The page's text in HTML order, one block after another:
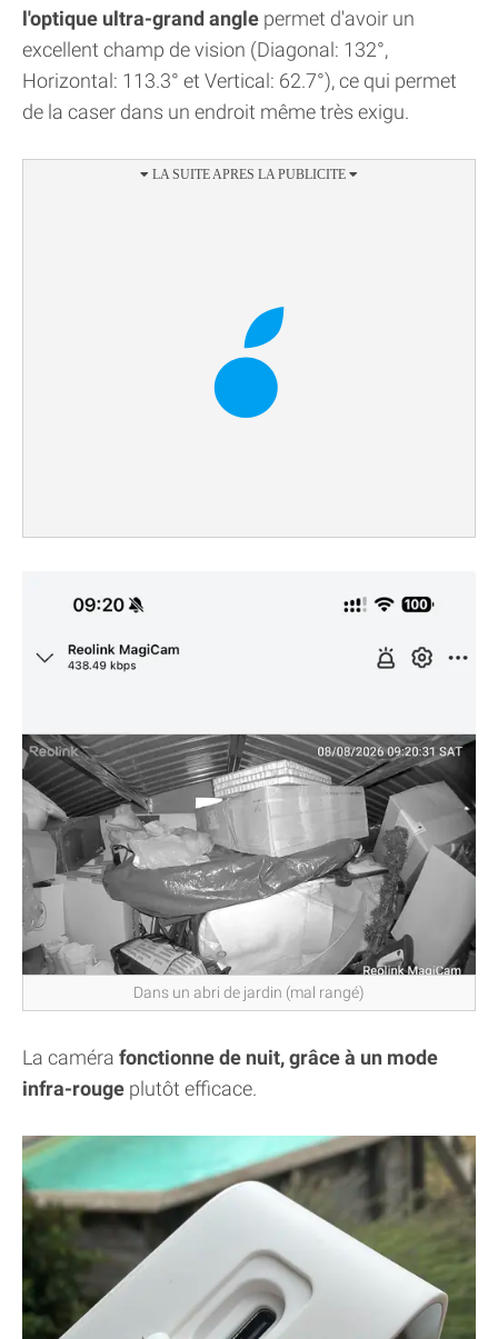
l'optique ultra-grand angle permet d'avoir un
excellent champ de vision (Diagonal: 132°,
Horizontal: 113.3° et Vertical: 62.7°), ce qui permet
de la caser dans un endroit même très exigu.
Dans un abri de jardin (mal rangé)
La caméra fonctionne de nuit, grâce à un mode
infra-rouge plutôt efficace.